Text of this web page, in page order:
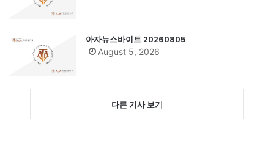
아자뉴스바이트 20260805
August 5, 2026
다른 기사 보기